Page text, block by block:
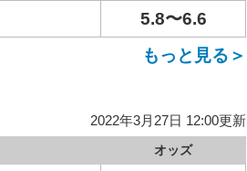
5.8〜6.6
もっと見る＞
2022年3月27日 12:00更新
オッズ